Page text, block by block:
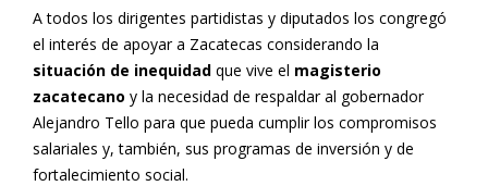
A todos los dirigentes partidistas y diputados los congregó
el interés de apoyar a Zacatecas considerando la
situación de inequidad que vive el magisterio
zacatecano y la necesidad de respaldar al gobernador
Alejandro Tello para que pueda cumplir los compromisos
salariales y, también, sus programas de inversión y de
fortalecimiento social.